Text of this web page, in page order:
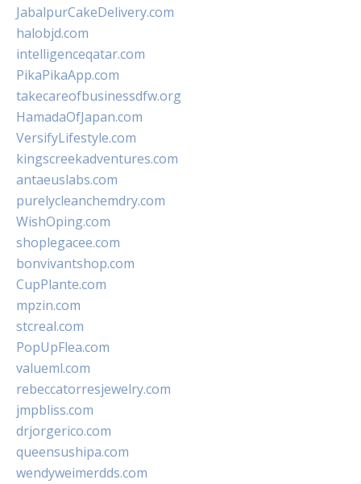
JabalpurCakeDelivery.com
halobjd.com
intelligenceqatar.com
PikaPikaApp.com
takecareofbusinessdfw.org
HamadaOfJapan.com
VersifyLifestyle.com
kingscreekadventures.com
antaeuslabs.com
purelycleanchemdry.com
WishOping.com
shoplegacee.com
bonvivantshop.com
CupPlante.com
mpzin.com
stcreal.com
PopUpFlea.com
valueml.com
rebeccatorresjewelry.com
jmpbliss.com
drjorgerico.com
queensushipa.com
wendyweimerdds.com